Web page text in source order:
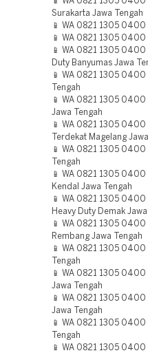
Surakarta Jawa Tengah
📱 WA 0821 1305 0400
📱 WA 0821 1305 0400
📱 WA 0821 1305 0400
Duty Banyumas Jawa
📱 WA 0821 1305
Tengah
📱 WA 0821 1305 0400
Jawa Tengah
📱 WA 0821 1305 0400
Terdekat Magelang
📱 WA 0821 1305 0400
Tengah
📱 WA 0821 1305 0400
Kendal Jawa Tengah
📱 WA 0821 1305 0400
Heavy Duty Demak
📱 WA 0821 1305
Rembang Jawa Tengah
📱 WA 0821 1305 0400
Tengah
📱 WA 0821 1305 0400
Jawa Tengah
📱 WA 0821 1305 0400
Jawa Tengah
📱 WA 0821 1305 0400
Tengah
📱 WA 0821 1305 0400